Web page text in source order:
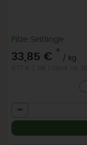
Pilze Seitlinge
33,85 € *
/ kg
Anzahl